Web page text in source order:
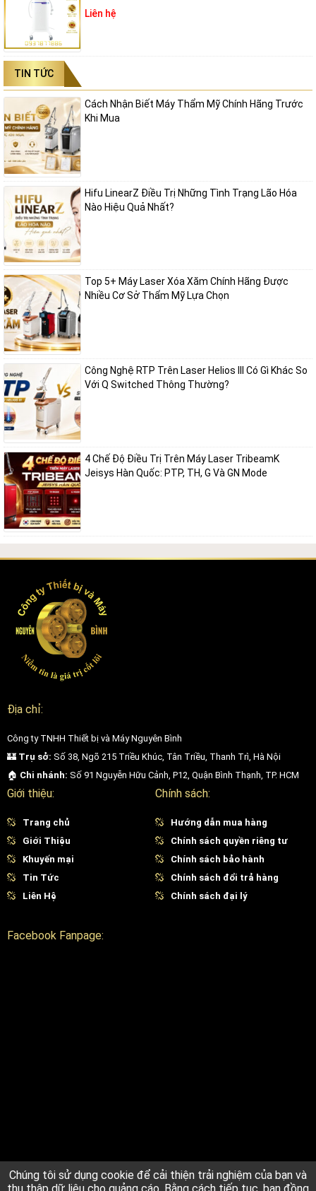
Liên hệ
TIN TỨC
Cách Nhận Biết Máy Thẩm Mỹ Chính Hãng Trước
Khi Mua
Hifu LinearZ Điều Trị Những Tình Trạng Lão Hóa
Nào Hiệu Quả Nhất?
Top 5+ Máy Laser Xóa Xăm Chính Hãng Được
Nhiều Cơ Sở Thẩm Mỹ Lựa Chọn
Công Nghệ RTP Trên Laser Helios III Có Gì Khác So
Với Q Switched Thông Thường?
4 Chế Độ Điều Trị Trên Máy Laser TribeamK
Jeisys Hàn Quốc: PTP, TH, G Và GN Mode
Địa chỉ:
Công ty TNHH Thiết bị và Máy Nguyên Bình
🏰 Trụ sở: Số 38, Ngõ 215 Triều Khúc, Tân Triều, Thanh Trì, Hà Nội
🏠 Chi nhánh: Số 91 Nguyễn Hữu Cảnh, P12, Quận Bình Thạnh, TP. HCM
Giới thiệu:
Trang chủ
Giới Thiệu
Khuyến mại
Tin Tức
Liên Hệ
Chính sách:
Hướng dẫn mua hàng
Chính sách quyền riêng tư
Chính sách bảo hành
Chính sách đổi trả hàng
Chính sách đại lý
Facebook Fanpage:
Chúng tôi sử dụng cookie để cải thiện trải nghiệm của bạn và